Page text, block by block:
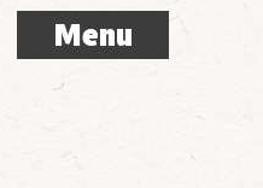
Menu
Menu